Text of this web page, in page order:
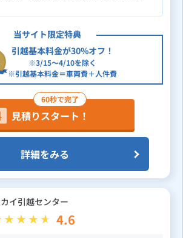
当サイト限定特典
引越基本料金が30%オフ！
※3/15～4/10を除く
※引越基本料金＝車両費＋人件費
60秒で完了
見積りスタート！
詳細をみる
イ引越センター
4.6